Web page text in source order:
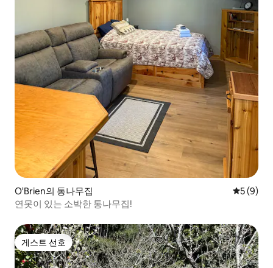
O'Brien의 통나무집 평점 5점
5 (9)
연못이 있는 소박한 통나무집!
게스트 선호
게스트 선호